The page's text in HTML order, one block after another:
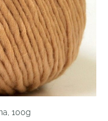
100g